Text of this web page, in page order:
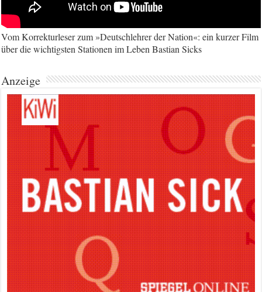
Vom Korrekturleser zum »Deutschlehrer der Nation«: ein kurzer Film
über die wichtigsten Stationen im Leben Bastian Sicks
Anzeige